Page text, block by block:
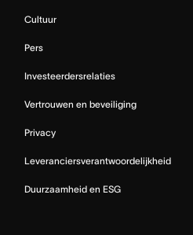
Cultuur
Pers
Investeerdersrelaties
Vertrouwen en beveiliging
Privacy
Leveranciersverantwoordelijkheid
Duurzaamheid en ESG